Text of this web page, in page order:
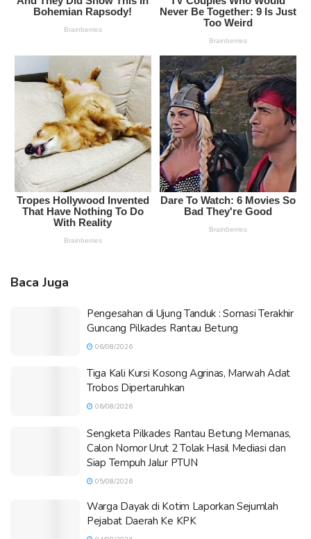
Baca Juga
Pengesahan di Ujung Tanduk : Somasi Terakhir
Guncang Pilkades Rantau Betung
06/08/2026
Tiga Kali Kursi Kosong Agrinas, Marwah Adat
Trobos Dipertaruhkan
06/08/2026
Sengketa Pilkades Rantau Betung Memanas,
Calon Nomor Urut 2 Tolak Hasil Mediasi dan
Siap Tempuh Jalur PTUN
05/08/2026
Warga Dayak di Kotim Laporkan Sejumlah
Pejabat Daerah Ke KPK